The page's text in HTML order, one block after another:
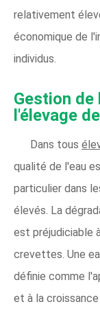
relativement
économique de
individus.
Gestion de
l'élevage
Dans tous
qualité de l'eau
particulier dans
élevés. La
est préjudiciable
crevettes. Une
définie comme
et à la